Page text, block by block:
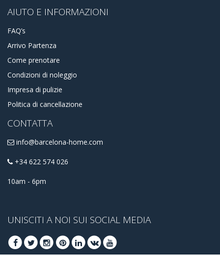
AIUTO E INFORMAZIONI
FAQ’s
Arrivo Partenza
Come prenotare
Condizioni di noleggio
Impresa di pulizie
Politica di cancellazione
CONTATTA
info@barcelona-home.com
+34 622 574 026
10am - 6pm
UNISCITI A NOI SUI SOCIAL MEDIA